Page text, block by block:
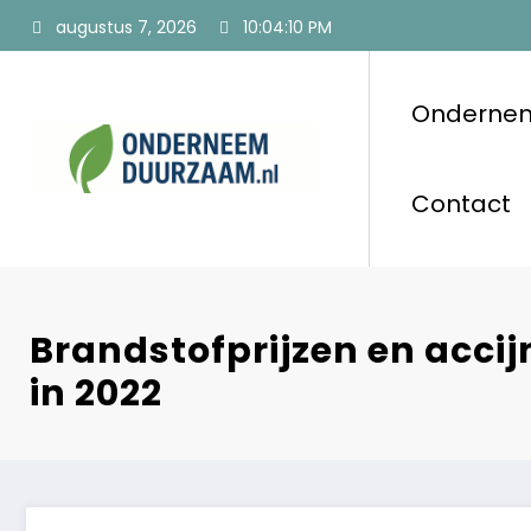
augustus 7, 2026 10:04:11 PM
Contact
Brandstofprijzen en
in 2022